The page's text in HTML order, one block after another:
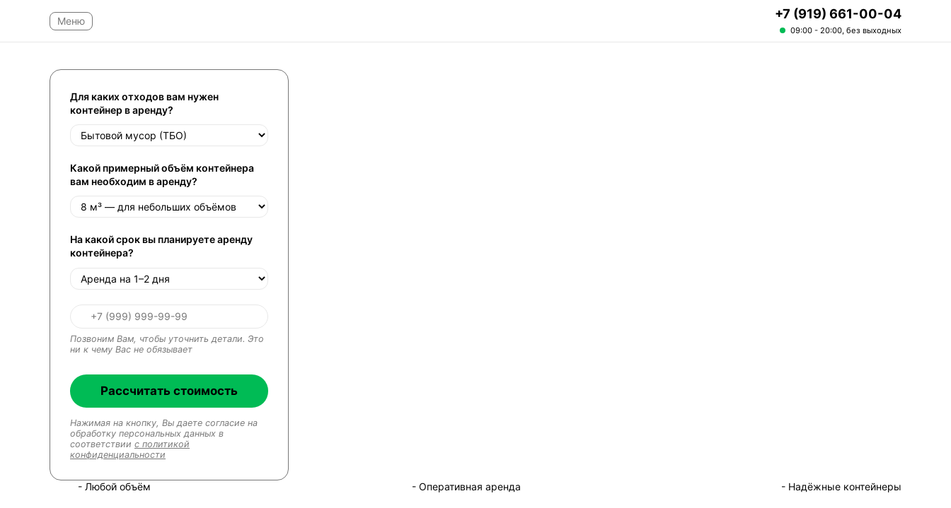
+7 (919) 661-00-04
09:00 - 20:00, без выходных
Для каких отходов вам нужен
контейнер в аренду?
Какой примерный объём контейнера
вам необходим в аренду?
На какой срок вы планируете аренду
контейнера?
Позвоним Вам, чтобы уточнить детали. Это
ни к чему Вас не обязывает
Рассчитать стоимость
Нажимая на кнопку, Вы даете согласие на
обработку персональных данных в
соответствии с политикой
конфиденциальности
- Любой объём - Оперативная аренда - Надёжные контейнеры